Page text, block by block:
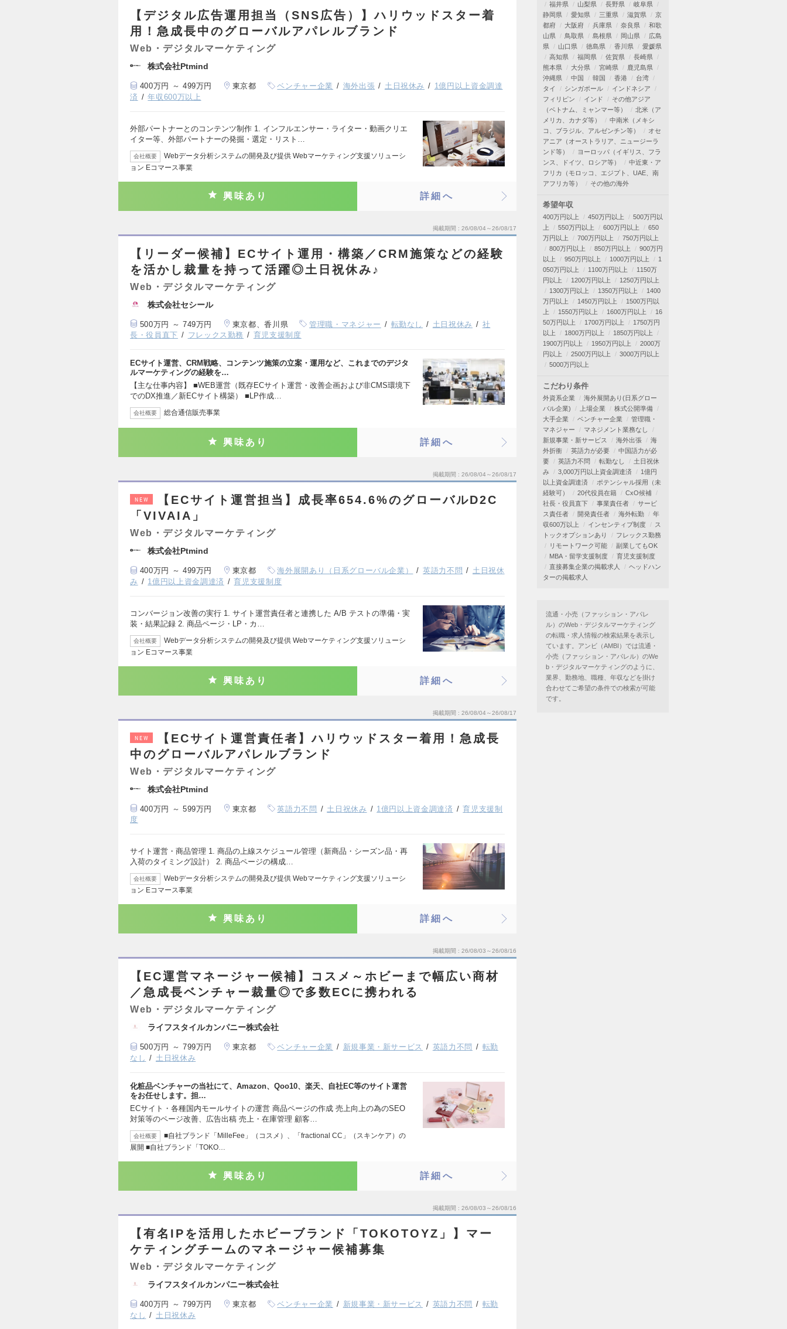
【デジタル広告運用担当（SNS広告）】ハリウッドスター着
用！急成長中のグローバルアパレルブランド
Web・デジタルマーケティング
株式会社Ptmind
400万円 ～ 499万円 東京都 ベンチャー企業 海外出張 土日祝休み
1億円以上資金調達
済
年収600万以上
外部パートナーとのコンテンツ制作 1. インフルエンサー・ライター・動画クリエ
イター等、外部パートナーの発掘・選定・リスト…
会社概要
Webデータ分析システムの開発及び提供 Webマーケティング支援ソリューシ
ョン Eコマース事業
興味あり 詳細へ
掲載期間 26/08/04～26/08/17
【リーダー候補】ECサイト運用・構築／CRM施策などの経験
を活かし裁量を持って活躍◎土日祝休み♪
Web・デジタルマーケティング
株式会社セシール
500万円 ～ 749万円 東京都、香川県 管理職・マネジャー 転勤なし 土日祝休み
社
長・役員直下
フレックス勤務 育児支援制度
ECサイト運営、CRM戦略、コンテンツ施策の立案・運用など、これまでのデジタ
ルマーケティングの経験を…
【主な仕事内容】 ■WEB運営（既存ECサイト運営・改善企画および非CMS環境下
でのDX推進／新ECサイト構築） ■LP作成…
会社概要 総合通信販売事業
興味あり 詳細へ
掲載期間 26/08/04～26/08/17
NEW
【ECサイト運営担当】成長率654.6%のグローバルD2C
「VIVAIA」
Web・デジタルマーケティング
株式会社Ptmind
400万円 ～ 499万円 東京都 海外展開あり（日系グローバル企業） 英語力不問
土日祝休
み
1億円以上資金調達済 育児支援制度
コンバージョン改善の実行 1. サイト運営責任者と連携した A/B テストの準備・実
装・結果記録 2. 商品ページ・LP・カ…
会社概要
Webデータ分析システムの開発及び提供 Webマーケティング支援ソリューシ
ョン Eコマース事業
興味あり 詳細へ
掲載期間 26/08/04～26/08/17
NEW
【ECサイト運営責任者】ハリウッドスター着用！急成長
中のグローバルアパレルブランド
Web・デジタルマーケティング
株式会社Ptmind
400万円 ～ 599万円 東京都 英語力不問 土日祝休み 1億円以上資金調達済
育児支援制
度
サイト運営・商品管理 1. 商品の上線スケジュール管理（新商品・シーズン品・再
入荷のタイミング設計） 2. 商品ページの構成…
会社概要
Webデータ分析システムの開発及び提供 Webマーケティング支援ソリューシ
ョン Eコマース事業
興味あり 詳細へ
掲載期間 26/08/03～26/08/16
【EC運営マネージャー候補】コスメ～ホビーまで幅広い商材
／急成長ベンチャー裁量◎で多数ECに携われる
Web・デジタルマーケティング
ライフスタイルカンパニー株式会社
500万円 ～ 799万円 東京都 ベンチャー企業 新規事業・新サービス 英語力不問
転勤
なし
土日祝休み
化粧品ベンチャーの当社にて、Amazon、Qoo10、楽天、自社EC等のサイト運営
をお任せします。担…
ECサイト・各種国内モールサイトの運営 商品ページの作成 売上向上の為のSEO
対策等のページ改善、広告出稿 売上・在庫管理 顧客…
会社概要
■自社ブランド「MilleFee」（コスメ）、「fractional CC」（スキンケア）の
展開 ■自社ブランド「TOKO…
興味あり 詳細へ
掲載期間 26/08/03～26/08/16
【有名IPを活用したホビーブランド「TOKOTOYZ」】マー
ケティングチームのマネージャー候補募集
Web・デジタルマーケティング
ライフスタイルカンパニー株式会社
400万円 ～ 799万円 東京都 ベンチャー企業 新規事業・新サービス 英語力不問
転勤
なし
土日祝休み
福井県
山梨県 長野県
岐阜県
静岡県
愛知県 三重県 滋賀県
京
都府
大阪府 兵庫県 奈良県
和歌
山県
鳥取県 島根県 岡山県
広島
県
山口県 徳島県 香川県
愛媛県
高知県
福岡県 佐賀県
長崎県
熊本県
大分県 宮崎県
鹿児島県
沖縄県
中国 韓国 香港
台湾
タイ
シンガポール
インドネシア
フィリピン
インド
その他アジア
（ベトナム、ミャンマー等）
北米（ア
メリカ、カナダ等）
中南米（メキシ
コ、ブラジル、アルゼンチン等）
オセ
アニア（オーストラリア、ニュージーラ
ンド等）
ヨーロッパ（イギリス、フラ
ンス、ドイツ、ロシア等）
中近東・ア
フリカ（モロッコ、エジプト、UAE、南
アフリカ等）
その他の海外
希望年収
400万円以上 450万円以上
500万円以
上
550万円以上 600万円以上
650
万円以上
700万円以上
750万円以上
800万円以上
850万円以上
900万円
以上
950万円以上 1000万円以上
1
050万円以上
1100万円以上
1150万
円以上
1200万円以上
1250万円以上
1300万円以上
1350万円以上
1400
万円以上
1450万円以上
1500万円以
上
1550万円以上 1600万円以上
16
50万円以上
1700万円以上
1750万円
以上
1800万円以上
1850万円以上
1900万円以上
1950万円以上
2000万
円以上
2500万円以上
3000万円以上
5000万円以上
こだわり条件
外資系企業
海外展開あり(日系グロー
バル企業)
上場企業
株式公開準備
大手企業
ベンチャー企業
管理職・
マネジャー
マネジメント業務なし
新規事業・新サービス
海外出張
海
外折衝
英語力が必要
中国語力が必
要
英語力不問 転勤なし
土日祝休
み
3,000万円以上資金調達済
1億円
以上資金調達済
ポテンシャル採用（未
経験可）
20代役員在籍
CxO候補
社長・役員直下
事業責任者
サービ
ス責任者
開発責任者 海外転勤
年
収600万以上
インセンティブ制度
ス
トックオプションあり
フレックス勤務
リモートワーク可能
副業してもOK
MBA・留学支援制度
育児支援制度
直接募集企業の掲載求人
ヘッドハン
ターの掲載求人
流通・小売（ファッション・アパレ
ル）のWeb・デジタルマーケティング
の転職・求人情報の検索結果を表示し
ています。アンビ（AMBI）では流通・
小売（ファッション・アパレル）のWe
b・デジタルマーケティングのように、
業界、勤務地、職種、年収などを掛け
合わせてご希望の条件での検索が可能
です。